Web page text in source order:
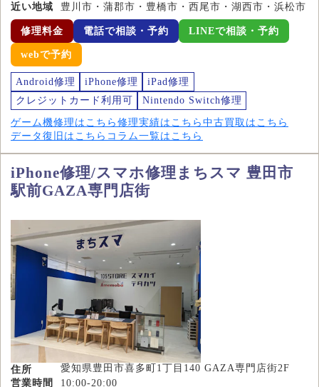
近い地域
豊川市・蒲郡市・豊橋市・西尾市・湖西市・浜松市
修理料金 電話で相談・予約 LINEで相談・予約
webで予約
Android修理 iPhone修理
iPad修理
クレジットカード利用可
Nintendo Switch修理
ゲーム機修理はこちら 修理実績はこちら 中古買取はこちら
データ復旧はこちら コラム一覧はこちら
iPhone修理/スマホ修理まちスマ 豊田市
駅前GAZA専門店街
住所
愛知県豊田市喜多町1丁目140 GAZA専門店街2F
営業時間
10:00-20:00